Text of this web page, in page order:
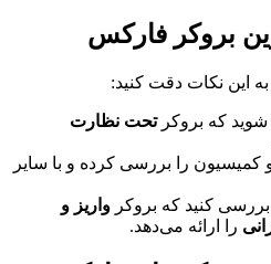
بروکر فارکس
به این نکات دقت کنید:
که بروکرتحت نظارت
کمیسیون را بررسی کرده و با سایر
بررسی کنید که بروکر واریز و
را ارائه می‌دهد.